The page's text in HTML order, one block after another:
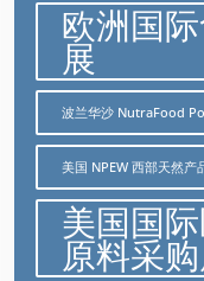
欧洲国
展
波兰华沙 NutraFood
美国 NPEW 西部天然产
美国国
原料采